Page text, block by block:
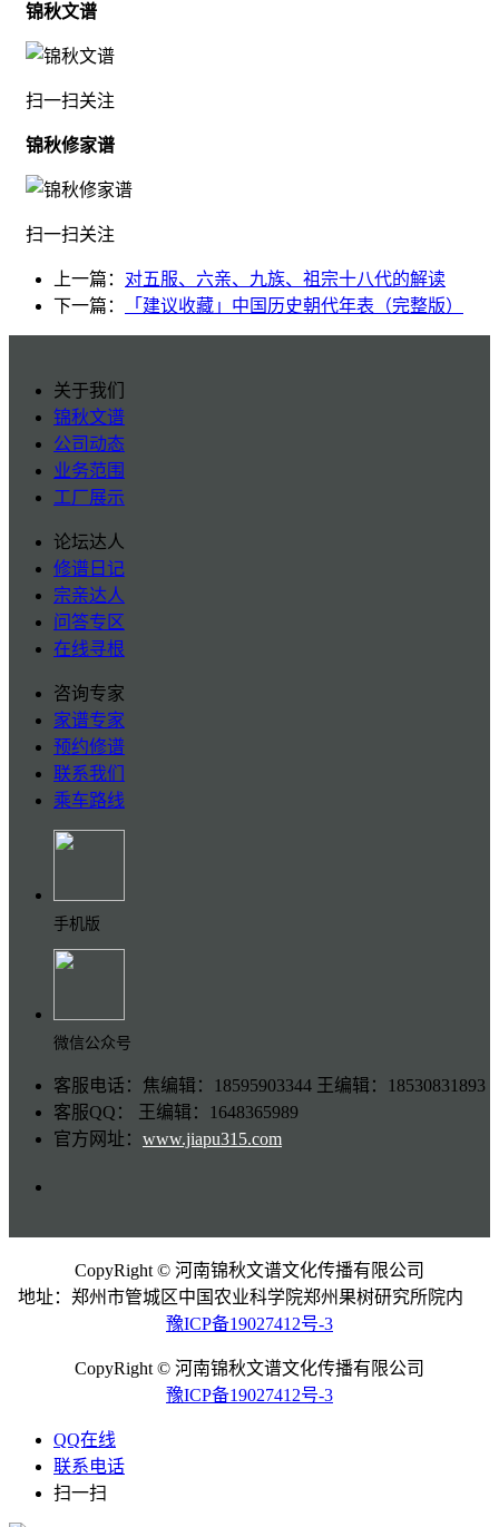
锦秋文谱
扫一扫关注
锦秋修家谱
扫一扫关注
上一篇： 对五服、六亲、九族、祖宗十八代的解读
下一篇：
「建议收藏」中国历史朝代年表（完整版）
关于我们
锦秋文谱
公司动态
业务范围
工厂展示
论坛达人
修谱日记
宗亲达人
问答专区
在线寻根
咨询专家
家谱专家
预约修谱
联系我们
乘车路线
手机版
微信公众号
客服电话：焦编辑：18595903344 王编辑：18530831893
客服QQ： 王编辑：1648365989
官方网址： www.jiapu315.com
CopyRight © 河南锦秋文谱文化传播有限公司
地址：郑州市管城区中国农业科学院郑州果树研究所院内
豫ICP备19027412号-3
CopyRight © 河南锦秋文谱文化传播有限公司
豫ICP备19027412号-3
QQ在线
联系电话
扫一扫